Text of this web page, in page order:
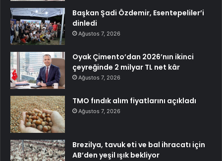
Başkan Şadi Özdemir, Esentepeliler’i
dinledi
Ağustos 7, 2026
Oyak Çimento’dan 2026’nın ikinci
çeyreğinde 2 milyar TL net kâr
Ağustos 7, 2026
TMO fındık alım fiyatlarını açıkladı
Ağustos 7, 2026
Brezilya, tavuk eti ve bal ihracatı için
AB’den yeşil ışık bekliyor